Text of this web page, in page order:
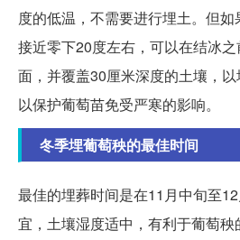
度的低温，不需要进行埋土。但如
接近零下20度左右，可以在结冰
面，并覆盖30厘米深度的土壤，
以保护葡萄苗免受严寒的影响。
冬季埋葡萄秧的最佳时间
最佳的埋葬时间是在11月中旬至
宜，土壤湿度适中，有利于葡萄